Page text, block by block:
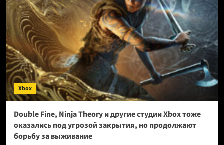
Compulsion
Games
и
продолжит
увольнять
топ-
менеджеров
в
рамках
«перезагрузки»
Xbox
Double Fine, Ninja Theory и другие студии Xbox тоже
оказались под угрозой закрытия, но продолжают
борьбу за выживание